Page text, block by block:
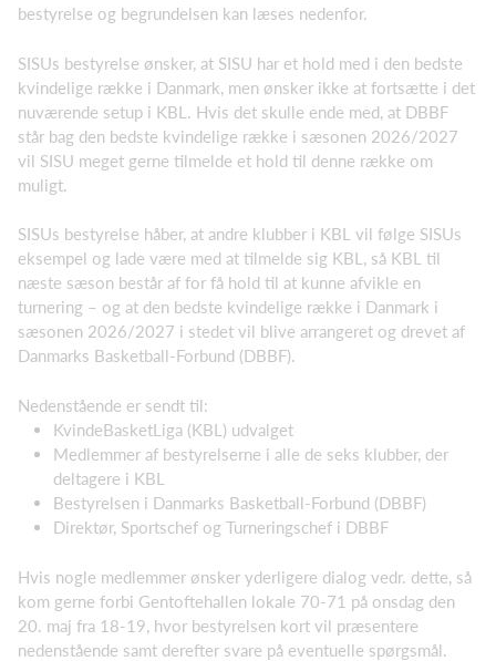
bestyrelse og begrundelsen kan læses nedenfor.
SISUs bestyrelse ønsker, at SISU har et hold med i den bedste
kvindelige række i Danmark, men ønsker ikke at fortsætte i det
nuværende setup i KBL. Hvis det skulle ende med, at DBBF
står bag den bedste kvindelige række i sæsonen 2026/2027
vil SISU meget gerne tilmelde et hold til denne række om
muligt.
SISUs bestyrelse håber, at andre klubber i KBL vil følge SISUs
eksempel og lade være med at tilmelde sig KBL, så KBL til
næste sæson består af for få hold til at kunne afvikle en
turnering – og at den bedste kvindelige række i Danmark i
sæsonen 2026/2027 i stedet vil blive arrangeret og drevet af
Danmarks Basketball-Forbund (DBBF).
Nedenstående er sendt til:
KvindeBasketLiga (KBL) udvalget
Medlemmer af bestyrelserne i alle de seks klubber, der
deltagere i KBL
Bestyrelsen i Danmarks Basketball-Forbund (DBBF)
Direktør, Sportschef og Turneringschef i DBBF
Hvis nogle medlemmer ønsker yderligere dialog vedr. dette, så
kom gerne forbi Gentoftehallen lokale 70-71 på onsdag den
20. maj fra 18-19, hvor bestyrelsen kort vil præsentere
nedenstående samt derefter svare på eventuelle spørgsmål.